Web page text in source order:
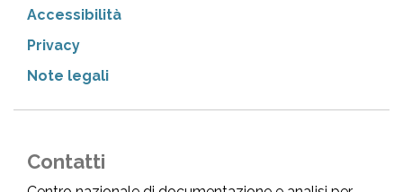
Accessibilità
Privacy
Note legali
Contatti